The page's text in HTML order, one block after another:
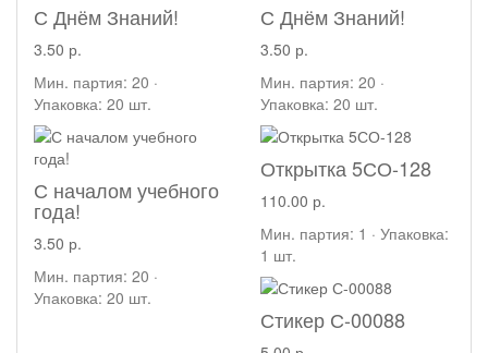
С Днём Знаний!
3.50 р.
Мин. партия: 20 ·
Упаковка: 20 шт.
С Днём Знаний!
3.50 р.
Мин. партия: 20 ·
Упаковка: 20 шт.
С началом учебного
года!
3.50 р.
Мин. партия: 20 ·
Упаковка: 20 шт.
Открытка 5СО-128
110.00 р.
Мин. партия: 1 · Упаковка:
1 шт.
Стикер С-00088